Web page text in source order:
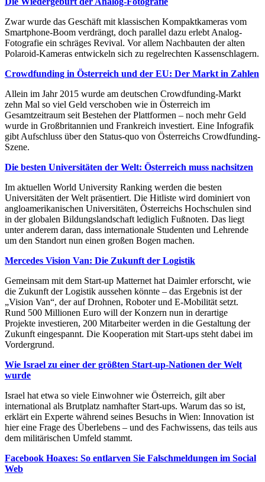
Zwar wurde das Geschäft mit klassischen Kompaktkameras vom
Smartphone-Boom verdrängt, doch parallel dazu erlebt Analog-
Fotografie ein schräges Revival. Vor allem Nachbauten der alten
Polaroid-Kameras entwickeln sich zu regelrechten Kassenschlagern.
Crowdfunding in Österreich und der EU: Der Markt in Zahlen
Allein im Jahr 2015 wurde am deutschen Crowdfunding-Markt
zehn Mal so viel Geld verschoben wie in Österreich im
Gesamtzeitraum seit Bestehen der Plattformen – noch mehr Geld
wurde in Großbritannien und Frankreich investiert. Eine Infografik
gibt Aufschluss über den Status-quo von Österreichs Crowdfunding-
Szene.
Die besten Universitäten der Welt: Österreich muss nachsitzen
Im aktuellen World University Ranking werden die besten
Universitäten der Welt präsentiert. Die Hitliste wird dominiert von
angloamerikanischen Universitäten, Österreichs Hochschulen sind
in der globalen Bildungslandschaft lediglich Fußnoten. Das liegt
unter anderem daran, dass internationale Studenten und Lehrende
um den Standort nun einen großen Bogen machen.
Mercedes Vision Van: Die Zukunft der Logistik
Gemeinsam mit dem Start-up Matternet hat Daimler erforscht, wie
die Zukunft der Logistik aussehen könnte – das Ergebnis ist der
„Vision Van“, der auf Drohnen, Roboter und E-Mobilität setzt.
Rund 500 Millionen Euro will der Konzern nun in derartige
Projekte investieren, 200 Mitarbeiter werden in die Gestaltung der
Zukunft eingespannt. Die Kooperation mit Start-ups steht dabei im
Vordergrund.
Wie Israel zu einer der größten Start-up-Nationen der Welt
wurde
Israel hat etwa so viele Einwohner wie Österreich, gilt aber
international als Brutplatz namhafter Start-ups. Warum das so ist,
erklärt ein Experte während seines Besuchs in Wien: Innovation ist
hier eine Frage des Überlebens – und des Fachwissens, das teils aus
dem militärischen Umfeld stammt.
Facebook Hoaxes: So entlarven Sie Falschmeldungen im Social
Web